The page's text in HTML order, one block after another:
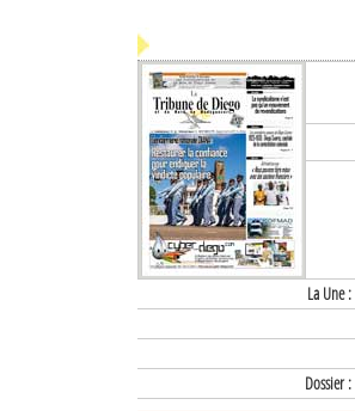
La Une :
Dossier :